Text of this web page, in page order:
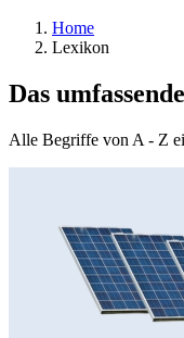
Home
Lexikon
Das
Alle Begriffe von A - Z